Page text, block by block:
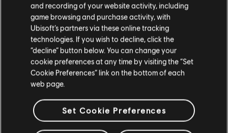
Crytek’s original Far Cry directed by Cevat Yerli. Powered by
Crytek’s technology “CryEngine.”
$4.99
Far Cry 4
Hurk Deluxe Pack
DLC
Far Cry 4
and recording of your website activity, including
game browsing and purchase activity, with
Ubisoft’s partners via these online tracking
technologies. If you wish to decline, click the
“decline” button below. You can change your
cookie preferences at any time by visiting the “Set
Cookie Preferences” link on the bottom of each
web page.
Set Cookie Preferences